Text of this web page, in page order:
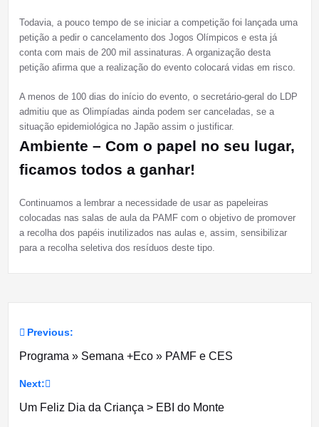
Todavia, a pouco tempo de se iniciar a competição foi lançada uma
petição a pedir o cancelamento dos Jogos Olímpicos e esta já
conta com mais de 200 mil assinaturas. A organização desta
petição afirma que a realização do evento colocará vidas em risco.
A menos de 100 dias do início do evento, o secretário-geral do LDP
admitiu que as Olimpíadas ainda podem ser canceladas, se a
situação epidemiológica no Japão assim o justificar.
Ambiente – Com o papel no seu lugar,
ficamos todos a ganhar!
Continuamos a lembrar a necessidade de usar as papeleiras
colocadas nas salas de aula da PAMF com o objetivo de promover
a recolha dos papéis inutilizados nas aulas e, assim, sensibilizar
para a recolha seletiva dos resíduos deste tipo.
Navegação
de
artigos
Previous:
Programa » Semana +Eco » PAMF e CES
Next:
Um Feliz Dia da Criança > EBI do Monte